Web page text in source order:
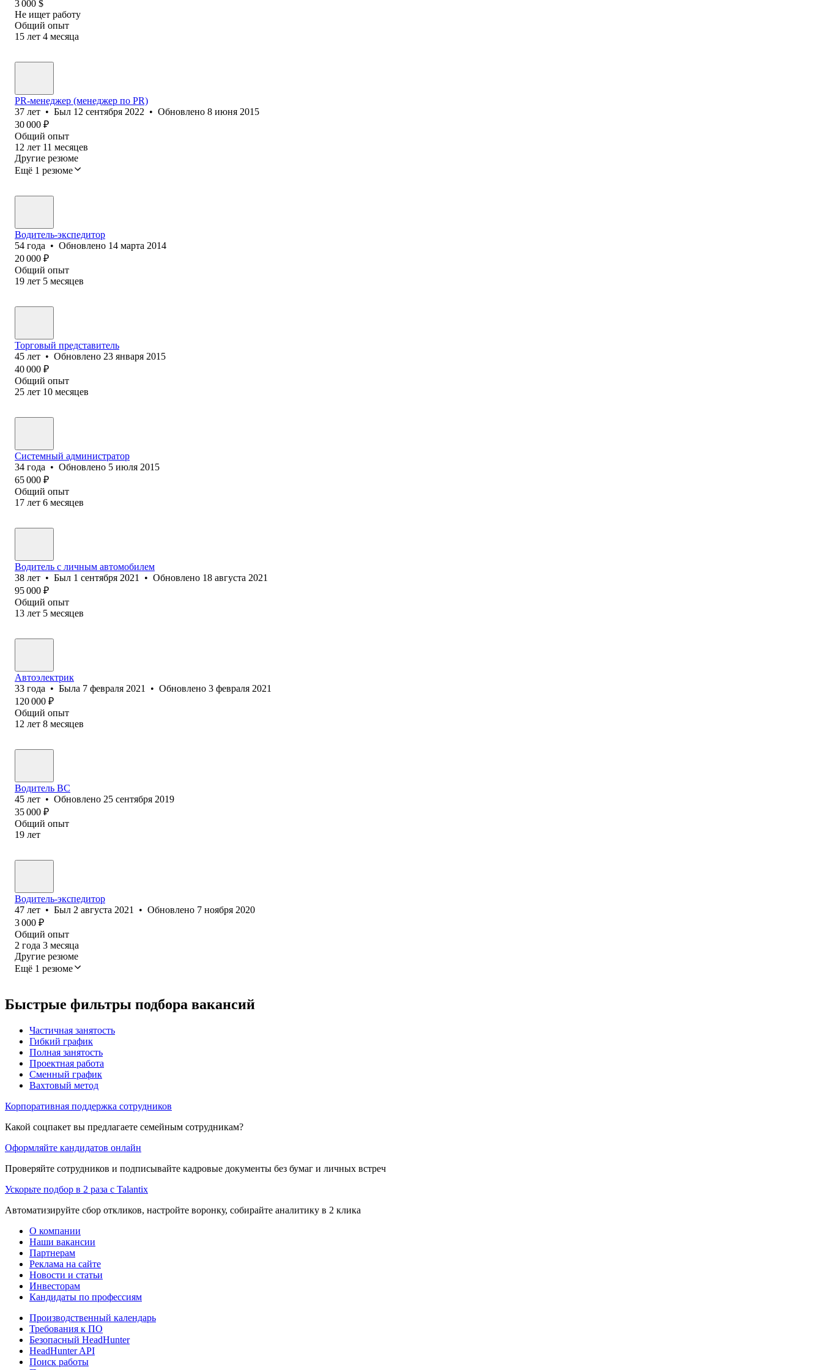
3 000 $
Не ищет работу
Общий опыт
15 лет 4 месяца
PR-менеджер (менеджер по PR)
37 лет • Был 12 сентября 2022 • Обновлено 8 июня 2015
30 000 ₽
Общий опыт
12 лет 11 месяцев
Другие резюме
Ещё 1 резюме
Водитель-экспедитор
54 года • Обновлено 14 марта 2014
20 000 ₽
Общий опыт
19 лет 5 месяцев
Торговый представитель
45 лет • Обновлено 23 января 2015
40 000 ₽
Общий опыт
25 лет 10 месяцев
Системный администратор
34 года • Обновлено 5 июля 2015
65 000 ₽
Общий опыт
17 лет 6 месяцев
Водитель с личным автомобилем
38 лет • Был 1 сентября 2021 • Обновлено 18 августа 2021
95 000 ₽
Общий опыт
13 лет 5 месяцев
Автоэлектрик
33 года • Была 7 февраля 2021 • Обновлено 3 февраля 2021
120 000 ₽
Общий опыт
12 лет 8 месяцев
Водитель ВС
45 лет • Обновлено 25 сентября 2019
35 000 ₽
Общий опыт
19 лет
Водитель-экспедитор
47 лет • Был 2 августа 2021 • Обновлено 7 ноября 2020
3 000 ₽
Общий опыт
2 года 3 месяца
Другие резюме
Ещё 1 резюме
Быстрые фильтры подбора вакансий
Частичная занятость
Гибкий график
Полная занятость
Проектная работа
Сменный график
Вахтовый метод
Корпоративная поддержка сотрудников
Какой соцпакет вы предлагаете семейным сотрудникам?
Оформляйте кандидатов онлайн
Проверяйте сотрудников и подписывайте кадровые документы без бумаг и личных встреч
Ускорьте подбор в 2 раза с Talantix
Автоматизируйте сбор откликов, настройте воронку, собирайте аналитику в 2 клика
О компании
Наши вакансии
Партнерам
Реклама на сайте
Новости и статьи
Инвесторам
Кандидаты по профессиям
Производственный календарь
Требования к ПО
Безопасный HeadHunter
HeadHunter API
Поиск работы